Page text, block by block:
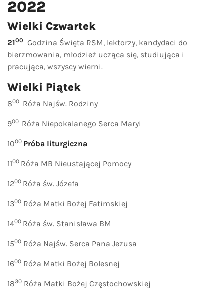
2022
Wielki Czwartek
2100
Godzina Święta RSM, lektorzy, kandydaci do
bierzmowania, młodzież ucząca się, studiująca i
pracująca, wszyscy wierni.
Wielki Piątek
800 Róża Najśw. Rodziny
900 Róża Niepokalanego Serca Maryi
1000 Próba liturgiczna
1100 Róża MB Nieustającej Pomocy
1200 Róża św. Józefa
1300 Róża Matki Bożej Fatimskiej
1400 Róża św. Stanisława BM
1500 Róża Najśw. Serca Pana Jezusa
1600 Róża Matki Bożej Bolesnej
1830 Róża Matki Bożej Częstochowskiej